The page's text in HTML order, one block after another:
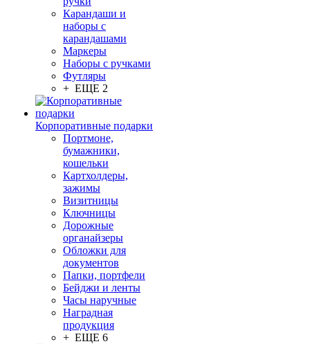
Карандаши и
наборы с
карандашами
Маркеры
Наборы с ручками
Футляры
+ ЕЩЕ 2
Корпоративные подарки
Портмоне,
бумажники,
кошельки
Картхолдеры,
зажимы
Визитницы
Ключницы
Дорожные
органайзеры
Обложки для
документов
Папки, портфели
Бейджи и ленты
Часы наручные
Наградная
продукция
+ ЕЩЕ 6